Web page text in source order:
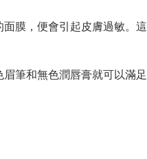
膜，便會引起皮膚過敏。
筆和無色潤唇膏就可以滿足